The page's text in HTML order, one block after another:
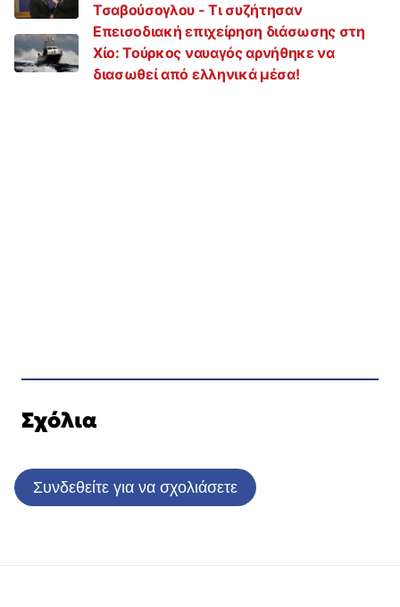
Τσαβούσογλου - Τι συζήτησαν
Επεισοδιακή επιχείρηση διάσωσης στη
Χίο: Τούρκος ναυαγός αρνήθηκε να
διασωθεί από ελληνικά μέσα!
Σχόλια
Συνδεθείτε για να σχολιάσετε